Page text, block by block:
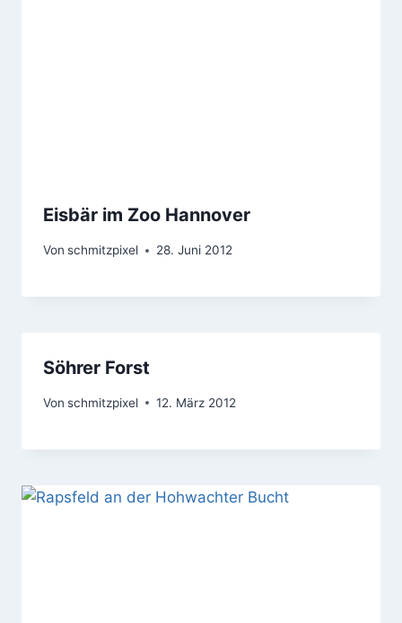
Eisbär im Zoo Hannover
Von schmitzpixel 28. Juni 2012
Söhrer Forst
Von schmitzpixel 12. März 2012